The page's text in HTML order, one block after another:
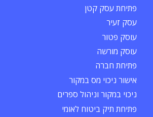
פתיחת עסק קטן
עסק זעיר
עוסק פטור
עוסק מורשה
פתיחת חברה
אישור ניכוי מס במקור
ניכוי במקור וניהול ספרים
פתיחת תיק ביטוח לאומי